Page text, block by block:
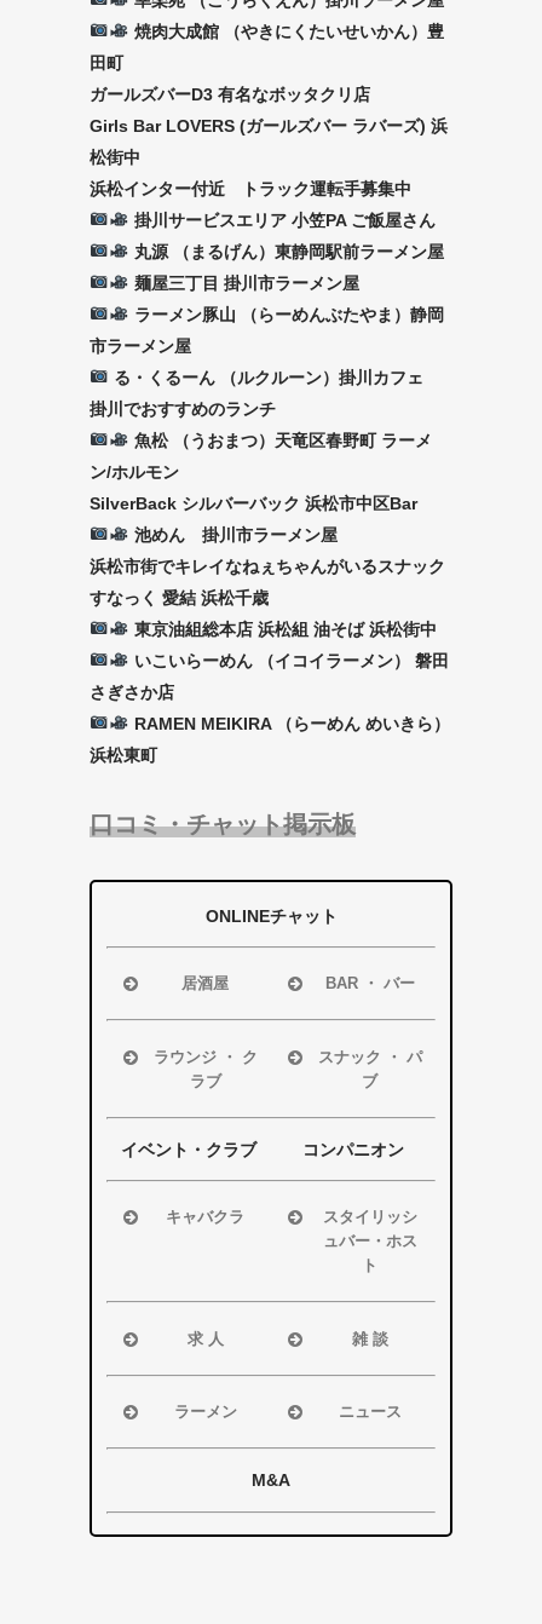
焼肉大成館 （やきにくたいせいかん）豊
田町
ガールズバーD3 有名なボッタクリ店
Girls Bar LOVERS (ガールズバー ラバーズ) 浜
松街中
浜松インター付近 トラック運転手募集中
掛川サービスエリア 小笠PA ご飯屋さん
丸源 （まるげん）東静岡駅前ラーメン屋
麺屋三丁目 掛川市ラーメン屋
ラーメン豚山 （らーめんぶたやま）静岡
市ラーメン屋
る・くるーん （ルクルーン）掛川カフェ
掛川でおすすめのランチ
魚松 （うおまつ）天竜区春野町 ラーメ
ン/ホルモン
SilverBack シルバーバック 浜松市中区Bar
池めん 掛川市ラーメン屋
浜松市街でキレイなねぇちゃんがいるスナック
すなっく 愛結 浜松千歳
東京油組総本店 浜松組 油そば 浜松街中
いこいらーめん （イコイラーメン） 磐田
さぎさか店
RAMEN MEIKIRA （らーめん めいきら）
浜松東町
口コミ・チャット掲示板
ONLINEチャット
居酒屋
浜松市
磐田市
袋井市
掛川市
その他エリア
BAR ・ バー
浜松市
磐田市
袋井市
掛川市
その他エリア
ラウンジ ・ ク
ラブ
浜松市
磐田市
袋井市
掛川市
スナック ・ パ
ブ
浜松市
磐田市
袋井市
掛川市
その他エリア
イベント・クラブ コンパニオン
キャバクラ
掛川市
その他エリア
スタイリッシ
ュバー・ホス
ト
浜松市
磐田市・袋井
求 人
浜松市
磐田市
雑 談
浜松市
磐田市
ラーメン
浜松市
袋井市
掛川市
ニュース
浜松市・磐田
袋井市・掛川
市
M&A